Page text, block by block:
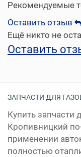
Рекомендуемые
Оставить отзыв
Ещё никто не
Оставить
ЗАПЧАСТИ ДЛЯ
Купить запчасти
Кропивницкий
применении
полностью